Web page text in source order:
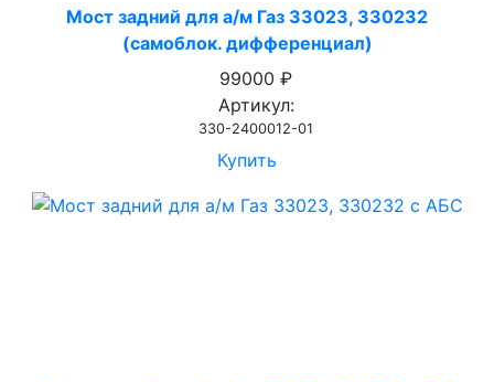
Мост задний для а/м Газ 33023, 330232
(самоблок. дифференциал)
99000 ₽
Артикул:
330-2400012-01
Купить